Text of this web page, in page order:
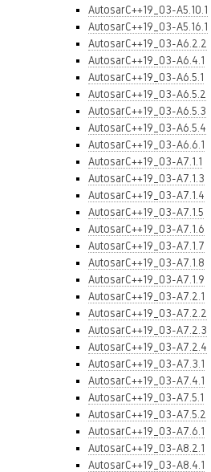
AutosarC++19_03-A5.10.1
AutosarC++19_03-A5.16.1
AutosarC++19_03-A6.2.2
AutosarC++19_03-A6.4.1
AutosarC++19_03-A6.5.1
AutosarC++19_03-A6.5.2
AutosarC++19_03-A6.5.3
AutosarC++19_03-A6.5.4
AutosarC++19_03-A6.6.1
AutosarC++19_03-A7.1.1
AutosarC++19_03-A7.1.3
AutosarC++19_03-A7.1.4
AutosarC++19_03-A7.1.5
AutosarC++19_03-A7.1.6
AutosarC++19_03-A7.1.7
AutosarC++19_03-A7.1.8
AutosarC++19_03-A7.1.9
AutosarC++19_03-A7.2.1
AutosarC++19_03-A7.2.2
AutosarC++19_03-A7.2.3
AutosarC++19_03-A7.2.4
AutosarC++19_03-A7.3.1
AutosarC++19_03-A7.4.1
AutosarC++19_03-A7.5.1
AutosarC++19_03-A7.5.2
AutosarC++19_03-A7.6.1
AutosarC++19_03-A8.2.1
AutosarC++19_03-A8.4.1